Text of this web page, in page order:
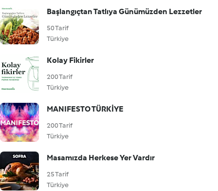
Başlangıçtan Tatlıya Günümüzden Lezzetler
50 Tarif
Türkiye
Kolay Fikirler
200 Tarif
Türkiye
MANIFESTO TÜRKİYE
200 Tarif
Türkiye
Masamızda Herkese Yer Vardır
25 Tarif
Türkiye